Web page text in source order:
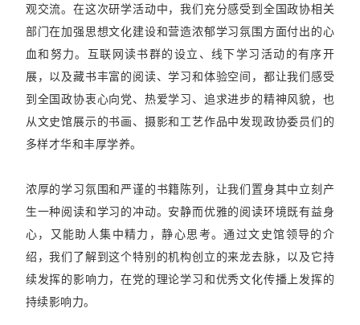
观交流。在这次研学活动中，我们充分感受到全国政协相关
部门在加强思想文化建设和营造浓郁学习氛围方面付出的心
血和努力。互联网读书群的设立、线下学习活动的有序开
展，以及藏书丰富的阅读、学习和体验空间，都让我们感受
到全国政协衷心向党、热爱学习、追求进步的精神风貌，也
从文史馆展示的书画、摄影和工艺作品中发现政协委员们的
多样才华和丰厚学养。
浓厚的学习氛围和严谨的书籍陈列，让我们置身其中立刻产
生一种阅读和学习的冲动。安静而优雅的阅读环境既有益身
心，又能助人集中精力，静心思考。通过文史馆领导的介
绍，我们了解到这个特别的机构创立的来龙去脉，以及它持
续发挥的影响力，在党的理论学习和优秀文化传播上发挥的
持续影响力。